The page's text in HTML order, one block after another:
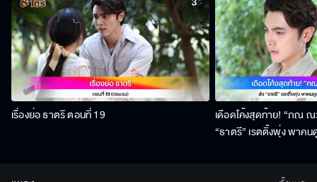
เรื่องย่อ ธาตรี ตอนที่ 19
เดือดโค้งสุดท้าย! “ภณ
“ธาตรี” เรตติ้งพุ่ง พาค